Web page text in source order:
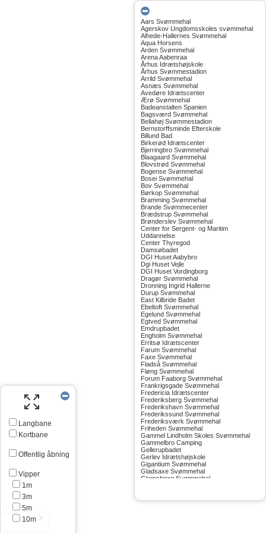
Langbane
Kortbane
Offentlig åbning
Vipper
1m
3m
5m
10m
Aars Svømmehal
Agerskov Ungdomsskoles svømmehal
Alhede-Hallernes Svømmehal
Aqua Horsens
Arden Svømmehal
Arena Aabenraa
Århus Idrætshøjskole
Århus Svømmestadion
Arrild Svømmehal
Asnæs Svømmehal
Avedøre Idrætscenter
Ærø Svømmehal
Badeanstalten Spanien
Bagsværd Svømmehal
Bellahøj Svømmestadion
Bernstorffsminde Efterskole
Billund Bad
Birkerød Idrætscenter
Bjerringbro Svømmehal
Blaagaard Svømmehal
Blovstrød Svømmehal
Bogense Svømmehal
Bosei Svømmehal
Bov Svømmehal
Børkop Svømmehal
Bramming Svømmehal
Brande Svømmecenter
Brædstrup Svømmehal
Brønderslev Svømmehal
Center for Sergent- og Maritim
Uddannelse
Center Thyregod
Damsøbadet
DGI Huset Aabybro
Dgi Huset Vejle
DGI Huset Vordingborg
Dragør Svømmehal
Dronning Ingrid Hallerne
Durup Svømmehal
East Kilbride Badet
Ebeltoft Svømmehal
Egelund Svømmehal
Egtved Svømmehal
Emdrupbadet
Engholm Svømmehal
Erritsø Idrætscenter
Farum Svømmehal
Faxe Svømmehal
Fladså Svømmehal
Fløng Svømmehal
Forum Faaborg Svømmehal
Frankrigsgade Svømmehal
Fredericia Idrætscenter
Frederiksberg Svømmehal
Frederikshavn Svømmehal
Frederikssund Svømmehal
Frederiksværk Svømmehal
Friheden Svømmehal
Gammel Lindholm Skoles Svømmehal
Gammelbro Camping
Gellerupbadet
Gerlev Idrætshøjskole
Gigantium Svømmehal
Gladsaxe Svømmehal
Glamsbjerg Svømmehal
Greve Svømmehal